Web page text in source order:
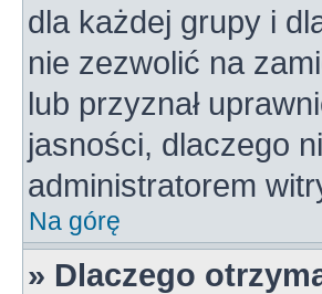
dla każdej grupy i
nie zezwolić na
lub przyznał
jasności, dlaczego
administratorem
Na górę
» Dlaczego